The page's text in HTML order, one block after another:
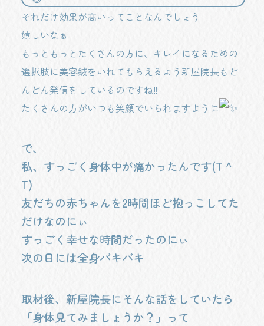
それだけ効果が高いってことなんでしょう
嬉しいなぁ
もっともっとたくさんの方に、キレイになるための
選択肢に美容鍼をいれてもらえるよう新屋院長もど
んどん発信をしているのですね‼️
たくさんの方がいつも笑顔でいられますように
で、
私、すっごく身体中が痛かったんです(T ^
T)
友だちの赤ちゃんを2時間ほど抱っこしてた
だけなのにぃ
すっごく幸せな時間だったのにぃ
次の日には全身バキバキ
取材後、新屋院長にそんな話をしていたら
「身体見てみましょうか？」って